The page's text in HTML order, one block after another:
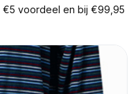
€5 voordeel en bij €99,95